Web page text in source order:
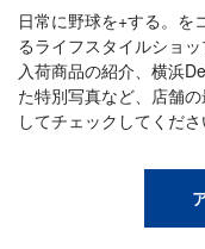
日常に野球を+する。を
るライフスタイルショ
入荷商品の紹介、横浜
た特別写真など、店舗
してチェックしてくださ